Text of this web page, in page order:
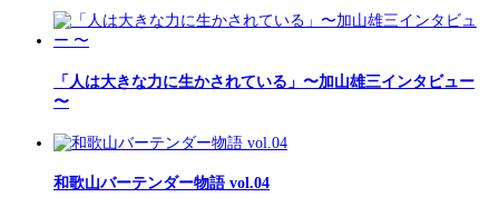
「人は大きな力に生かされている」〜加山雄三インタビュー
〜
和歌山バーテンダー物語 vol.04